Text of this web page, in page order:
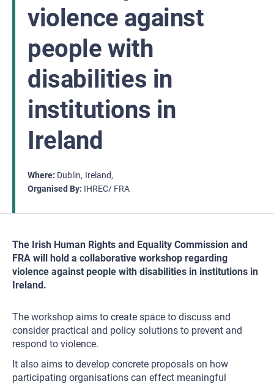
violence against
people with
disabilities in
institutions in
Ireland
Where Dublin Ireland
Organised By IHREC/ FRA
The Irish Human Rights and Equality Commission and
FRA will hold a collaborative workshop regarding
violence against people with disabilities in institutions in
Ireland.
The workshop aims to create space to discuss and
consider practical and policy solutions to prevent and
respond to violence.
It also aims to develop concrete proposals on how
participating organisations can effect meaningful